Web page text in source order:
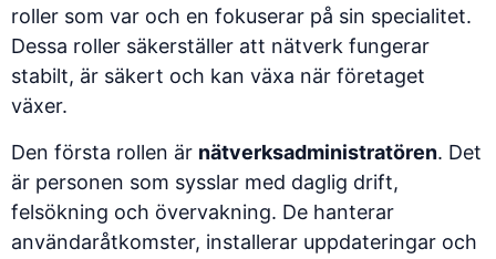
roller som var och en fokuserar på sin specialitet.
Dessa roller säkerställer att nätverk fungerar
stabilt, är säkert och kan växa när företaget
växer.
Den första rollen är nätverksadministratören. Det
är personen som sysslar med daglig drift,
felsökning och övervakning. De hanterar
användaråtkomster, installerar uppdateringar och